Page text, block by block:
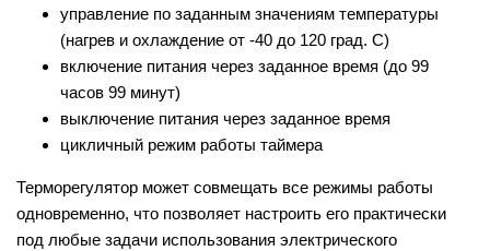
управление по заданным значениям температуры
(нагрев и охлаждение от -40 до 120 град. С)
включение питания через заданное время (до 99
часов 99 минут)
выключение питания через заданное время
цикличный режим работы таймера
Терморегулятор может совмещать все режимы работы
одновременно, что позволяет настроить его практически
под любые задачи использования электрического